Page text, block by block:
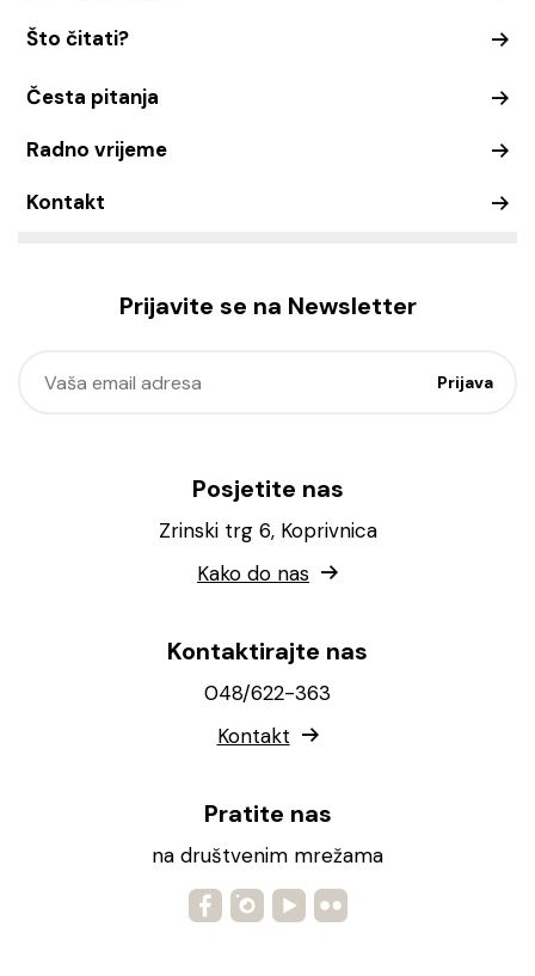
Što čitati?
Česta pitanja
Radno vrijeme
Kontakt
Prijavite se na Newsletter
Posjetite nas
Zrinski trg 6, Koprivnica
Kako do nas
Kontaktirajte nas
048/622-363
Kontakt
Pratite nas
na društvenim mrežama